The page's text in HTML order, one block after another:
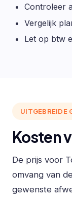
Controleer
Vergelijk
Let op btw
UITGEBREIDE
Kosten
De prijs voor
omvang van
gewenste